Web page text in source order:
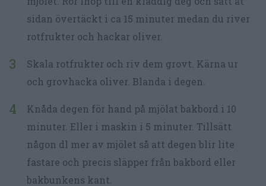
sidan övertäckt i ca 15 minuter medan du river
rotfrukter och hackar oliver.
Skala rotfrukter och riv dem grovt. Kärna ur
och grovhacka oliver. Blanda i degen.
Knåda degen för hand på mjölat bakbord i 10
minuter. Eller i maskin i 5 minuter. Tillsätt
någon dl mer av mjölet så att degen blir lite
fastare och precis släpper från bakbord eller
bakbunkens kant.